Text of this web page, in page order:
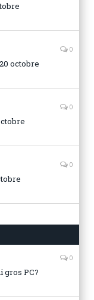
0
octobre
0
0
0
gros PC?